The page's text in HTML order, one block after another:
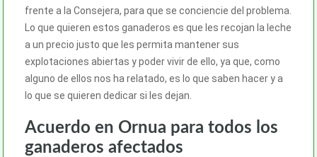
frente a la Consejera, para que se conciencie del problema.
Lo que quieren estos ganaderos es que les recojan la leche
a un precio justo que les permita mantener sus
explotaciones abiertas y poder vivir de ello, ya que, como
alguno de ellos nos ha relatado, es lo que saben hacer y a
lo que se quieren dedicar si les dejan.
Acuerdo en Ornua para todos los
ganaderos afectados